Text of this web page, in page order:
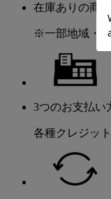
在庫ありの商
※一部地域・
3つのお支払い
各種クレジッ